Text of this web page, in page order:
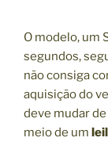
O modelo, um
segundos,
não consiga
aquisição do
deve mudar
meio de um